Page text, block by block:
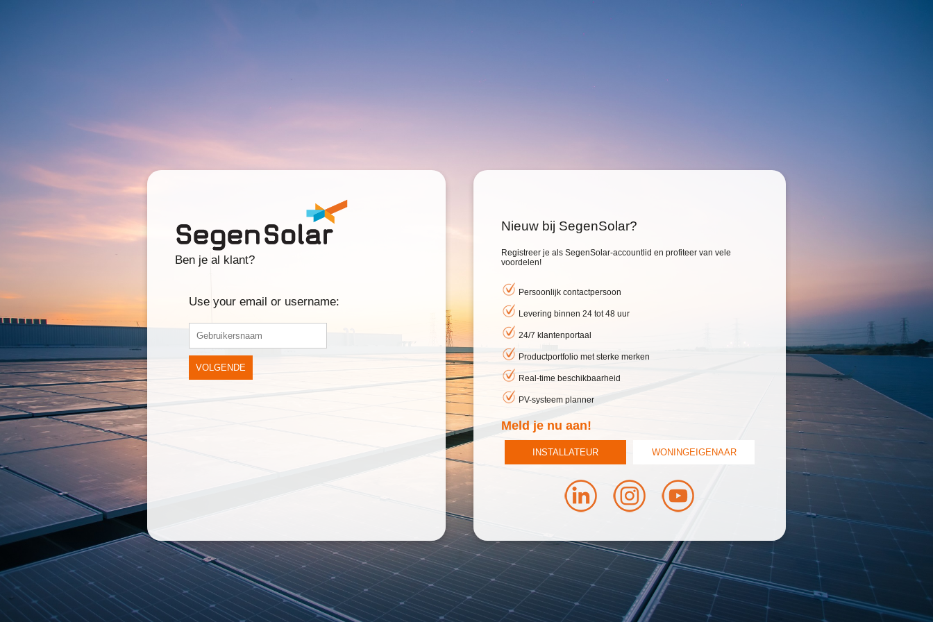
Ben je al klant?
Use your email or username:
VOLGENDE
Nieuw bij SegenSolar?
Registreer je als SegenSolar-accountlid en profiteer van vele
voordelen!
Persoonlijk contactpersoon
Levering binnen 24 tot 48 uur
24/7 klantenportaal
Productportfolio met sterke merken
Real-time beschikbaarheid
PV-systeem planner
Meld je nu aan!
INSTALLATEUR WONINGEIGENAAR